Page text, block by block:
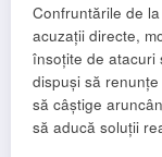
Confruntările de
acuzații directe,
însoțite de atacuri
dispuși să
să câștige
să aducă soluții